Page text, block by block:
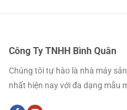
Công Ty TNHH Bình Quân
Chúng tôi tự hào là nhà máy
nhất hiện nay với đa dạng mẫu